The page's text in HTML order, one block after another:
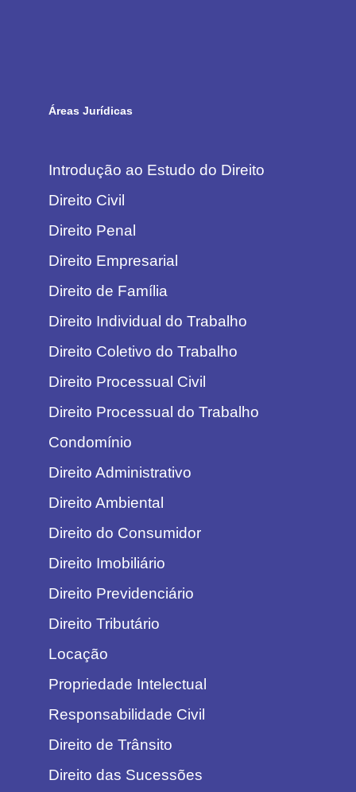
Áreas Jurídicas
Introdução ao Estudo do Direito
Direito Civil
Direito Penal
Direito Empresarial
Direito de Família
Direito Individual do Trabalho
Direito Coletivo do Trabalho
Direito Processual Civil
Direito Processual do Trabalho
Condomínio
Direito Administrativo
Direito Ambiental
Direito do Consumidor
Direito Imobiliário
Direito Previdenciário
Direito Tributário
Locação
Propriedade Intelectual
Responsabilidade Civil
Direito de Trânsito
Direito das Sucessões